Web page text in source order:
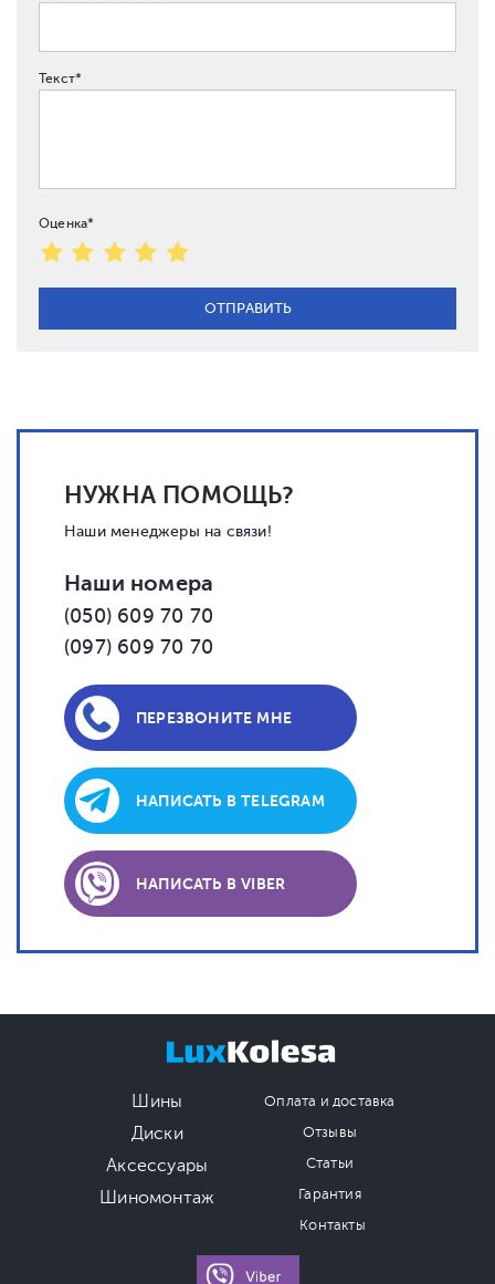
Текст*
Оценка*
НУЖНА ПОМОЩЬ?
Наши менеджеры на связи!
Наши номера
(050) 609 70 70
(097) 609 70 70
ПЕРЕЗВОНИТЕ МНЕ
НАПИСАТЬ В TELEGRAM
НАПИСАТЬ В VIBER
Шины
Диски
Аксессуары
Шиномонтаж
Оплата и доставка
Отзывы
Статьи
Гарантия
Контакты